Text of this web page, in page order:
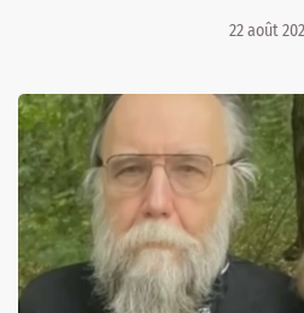
22 août